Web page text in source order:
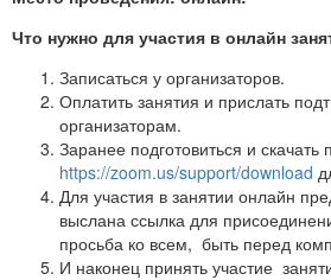
Что нужно для участия в онлайн
Записаться у организаторов.
Оплатить занятия и прислать
организаторам.
Заранее подготовиться и
https://zoom.us/support/download
Для участия в занятии онлайн
выслана ссылка для
просьба ко всем, быть перед
И наконец принять участие